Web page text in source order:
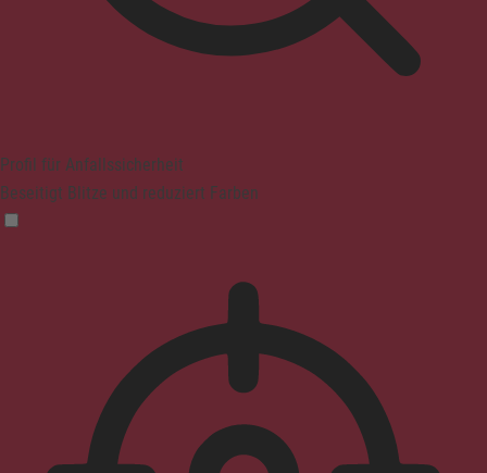
Profil für Anfallssicherheit
Beseitigt Blitze und reduziert Farben